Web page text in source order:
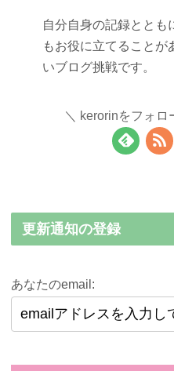
自分自身の記録ととも
もお役に立てることが
いブログ挑戦です。
kerorinをフォロ
更新通知の登録
あなたのemail: